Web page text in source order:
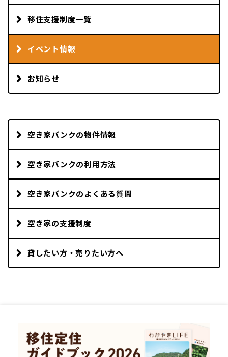
移住支援制度一覧
イベント情報
お知らせ
空き家バンクの物件情報
空き家バンクの利用方法
空き家バンクのよくある質問
空き家の支援制度
貸したい方・売りたい方へ